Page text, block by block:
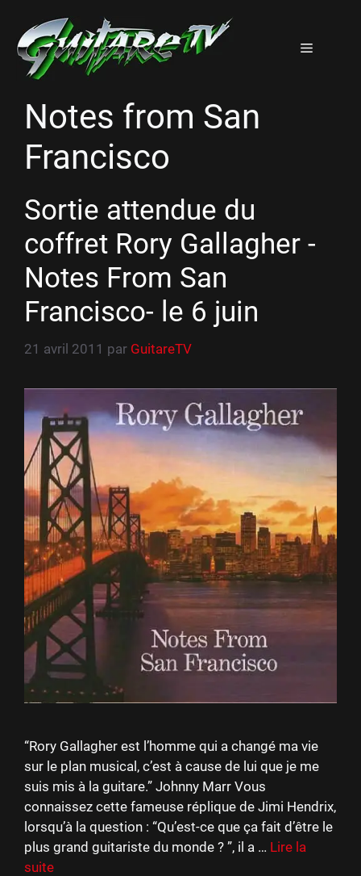
contenu
Menu
Notes from San
Francisco
Sortie attendue du
coffret Rory Gallagher -
Notes From San
Francisco- le 6 juin
21 avril 2011 par GuitareTV
“Rory Gallagher est l’homme qui a changé ma vie
sur le plan musical, c’est à cause de lui que je me
suis mis à la guitare.” Johnny Marr Vous
connaissez cette fameuse réplique de Jimi Hendrix,
lorsqu’à la question : “Qu’est-ce que ça fait d’être le
plus grand guitariste du monde ? ”, il a … Lire la
suite